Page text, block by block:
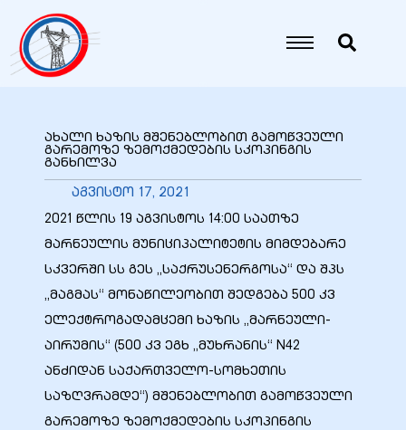
ახალი ხაზის მშენებლობით გამოწვეული
გარემოზე ზემოქმედების სკოპინგის
განხილვა
აგვისტო 17, 2021
2021 წლის 19 აგვისტოს 14:00 საათზე
მარნეულის მუნიციპალიტეტის მიმდებარე
სკვერში სს გეს „საქრუსენერგოსა“ და შპს
„მაგმას“ მონაწილეობით შედგება 500 კვ
ელექტროგადამცემი ხაზის „მარნეული-
აირუმის“ (500 კვ ეგხ „მუხრანის“ N42
ანძიდან საქართველო-სომხეთის
საზღვრამდე“) მშენებლობით გამოწვეული
გარემოზე ზემოქმედების სკოპინგის